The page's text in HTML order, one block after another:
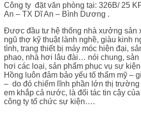
Công ty đặt văn phòng tại: 326B/ 25
An – TX Dĩ An – Bình Dương .
Được đầu tư hệ thống nhà xưởng sản
ngũ thợ kỹ thuật lành nghề, giàu kinh
tình, trang thiết bị máy móc hiện đại,
phao, nhà hơi lâu đài… nói chung,
hơi các loại, sản phẩm phục vụ sự
Hồng luôn đảm bảo yếu tố thẩm mỹ –
– do đó chiếm lĩnh phần lớn thị
em khắp cả nước, là đối tác tin cậy
công ty tổ chức sự kiện….